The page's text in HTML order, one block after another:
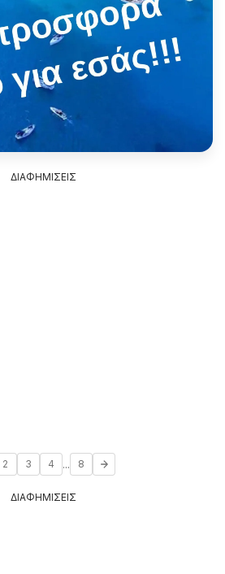
ΔΙΑΦΗΜΙΣΕΙΣ
2 3 4 ... 8
ΔΙΑΦΗΜΙΣΕΙΣ